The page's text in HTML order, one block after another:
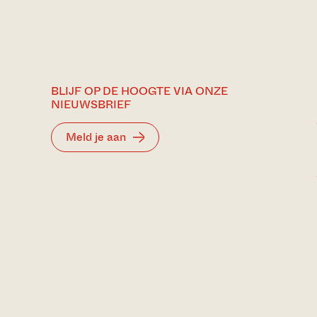
BLIJF OP DE HOOGTE VIA ONZE
NIEUWSBRIEF
Meld je aan